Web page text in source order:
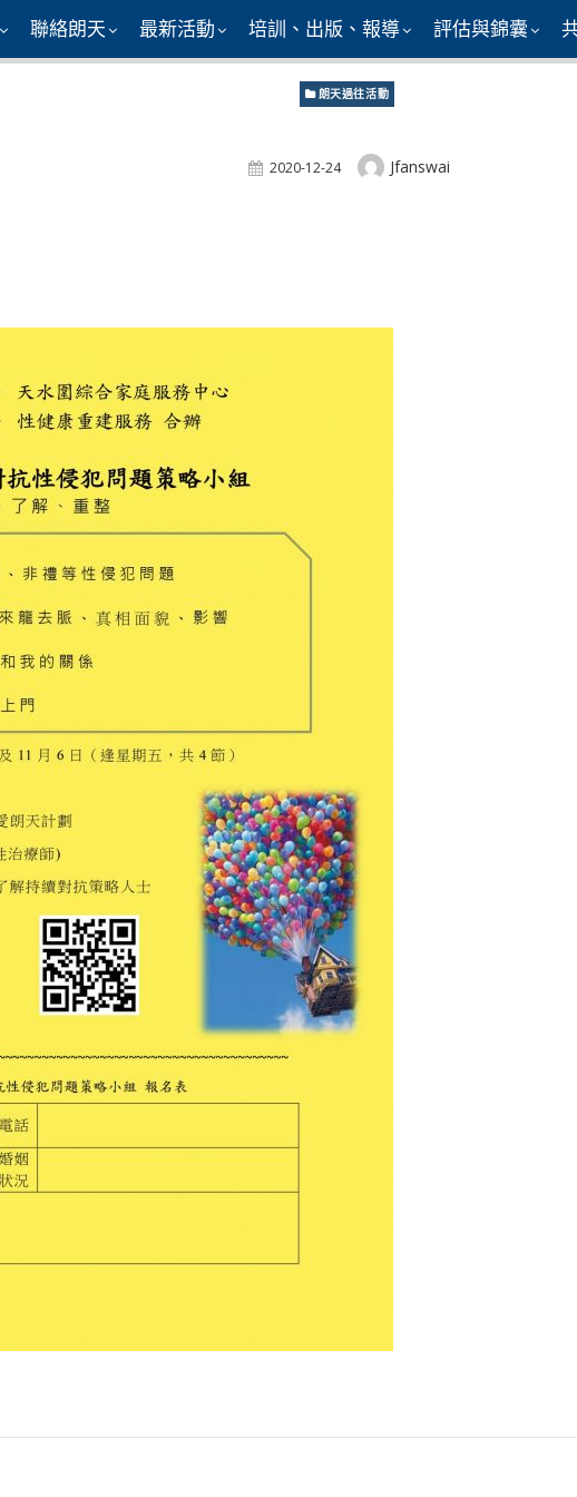
聯絡朗天 最新活動 培訓、出版、報導 評估與錦囊
朗天過往活動
Posted
2020-12-24 Author
Jfanswai